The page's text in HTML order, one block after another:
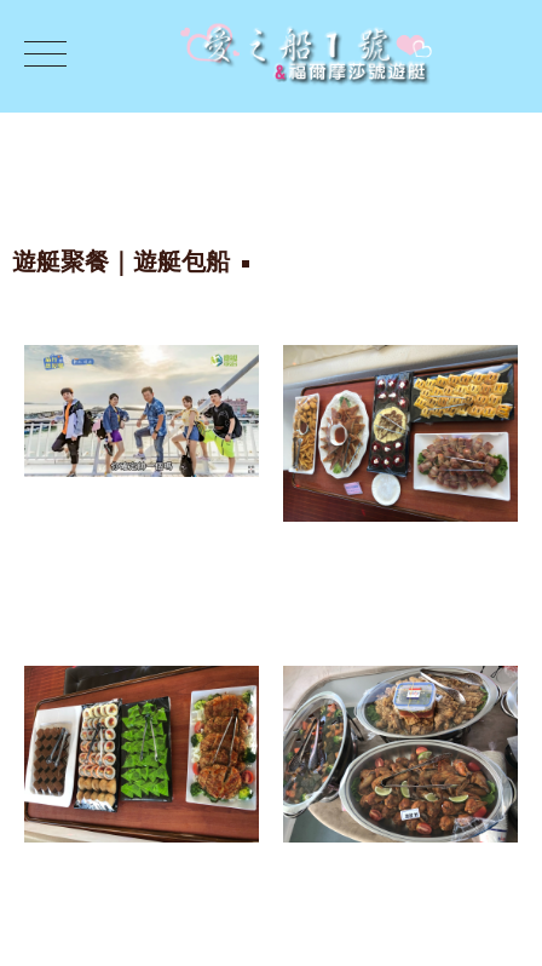
遊艇聚餐｜遊艇包船